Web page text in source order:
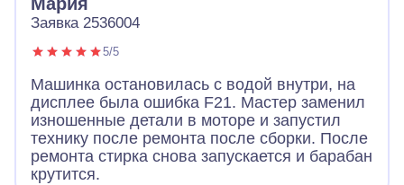
Заявка 2536004
5/5
Машинка остановилась с водой внутри, на
дисплее была ошибка F21. Мастер заменил
изношенные детали в моторе и запустил
технику после ремонта после сборки. После
ремонта стирка снова запускается и барабан
крутится.